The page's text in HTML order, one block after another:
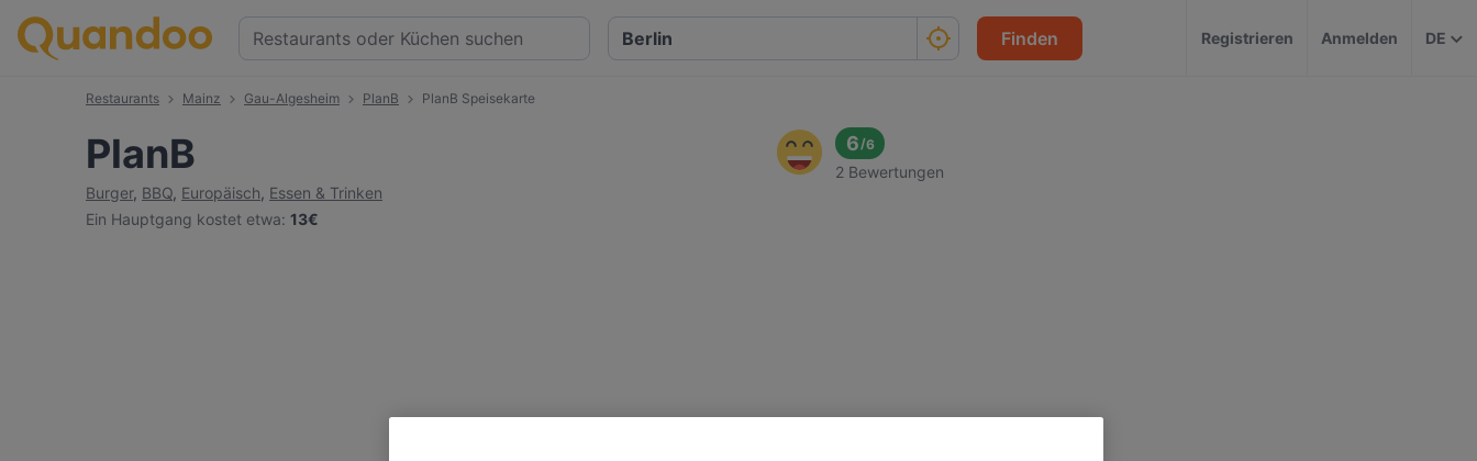
Finden Registrieren Anmelden DE
Restaurants Mainz Gau-Algesheim PlanB PlanB Speisekarte
PlanB
Burger, BBQ, Europäisch, Essen & Trinken
Ein Hauptgang kostet etwa: 13€
6/6
2 Bewertungen